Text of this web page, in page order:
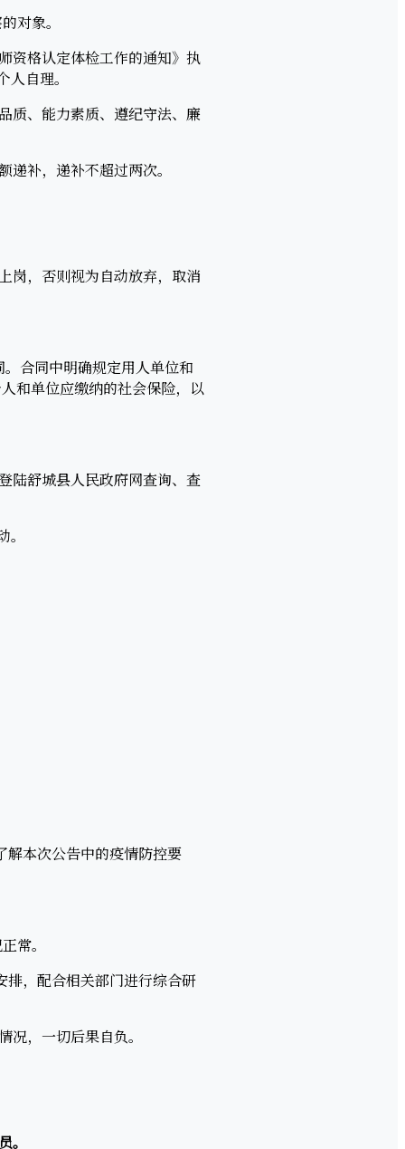
对象。
资格认定体检工作的通知》执
自理。
质、能力素质、遵纪守法、廉
补，递补不超过两次。
，否则视为自动放弃，取消
合同中明确规定用人单位和
和单位应缴纳的社会保险，以
舒城县人民政府网查询、查
本次公告中的疫情防控要
常。
，配合相关部门进行综合研
，一切后果自负。
。